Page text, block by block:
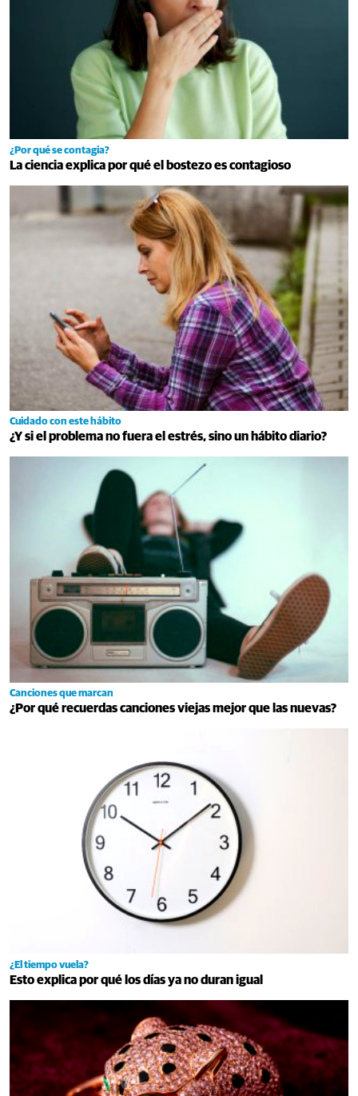
¿Por qué se contagia?
La ciencia explica por qué el bostezo es contagioso
Cuidado con este hábito
¿Y si el problema no fuera el estrés, sino un hábito diario?
Canciones que marcan
¿Por qué recuerdas canciones viejas mejor que las nuevas?
¿El tiempo vuela?
Esto explica por qué los días ya no duran igual